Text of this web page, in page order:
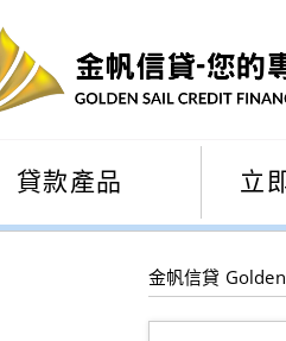
貸款產品 立
金帆信貸